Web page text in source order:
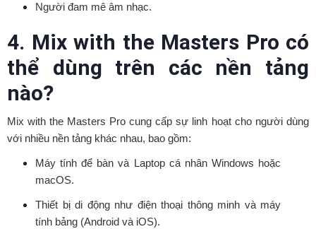
Người đam mê âm nhạc.
4. Mix with the Masters Pro có
thể dùng trên các nền tảng
nào?
Mix with the Masters Pro cung cấp sự linh hoạt cho người dùng
với nhiều nền tảng khác nhau, bao gồm:
Máy tính để bàn và Laptop cá nhân Windows hoặc
macOS.
Thiết bị di động như điện thoại thông minh và máy
tính bảng (Android và iOS).